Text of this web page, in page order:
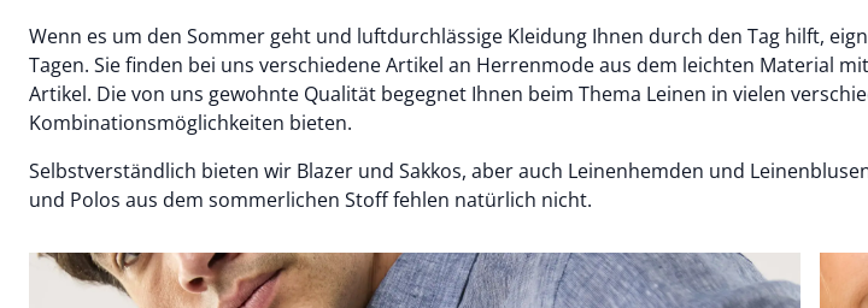
Wenn es um den Sommer geht und luftdurchlässige Kleidung Ihnen durch den Tag hilft,
Tagen. Sie finden bei uns verschiedene Artikel an Herrenmode aus dem leichten Material
Artikel. Die von uns gewohnte Qualität begegnet Ihnen beim Thema Leinen in vielen
Kombinationsmöglichkeiten bieten.
Selbstverständlich bieten wir Blazer und Sakkos, aber auch Leinenhemden und
und Polos aus dem sommerlichen Stoff fehlen natürlich nicht.